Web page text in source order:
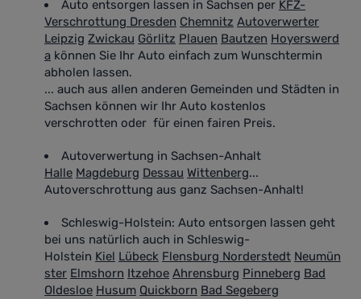
Auto entsorgen lassen in Sachsen per KFZ-
Verschrottung Dresden Chemnitz Autoverwerter
Leipzig Zwickau Görlitz Plauen Bautzen Hoyerswerd
a können Sie Ihr Auto einfach zum Wunschtermin
abholen lassen.
... auch aus allen anderen Gemeinden und Städten in
Sachsen können wir Ihr Auto kostenlos
verschrotten oder für einen fairen Preis.
Autoverwertung in Sachsen-Anhalt
Halle Magdeburg Dessau Wittenberg...
Autoverschrottung aus ganz Sachsen-Anhalt!
Schleswig-Holstein: Auto entsorgen lassen geht
bei uns natürlich auch in Schleswig-
Holstein Kiel Lübeck Flensburg Norderstedt Neumün
ster Elmshorn Itzehoe Ahrensburg Pinneberg Bad
Oldesloe Husum Quickborn Bad Segeberg